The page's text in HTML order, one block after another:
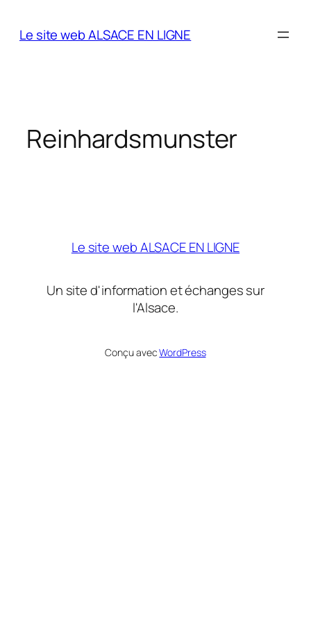
Le site web ALSACE EN LIGNE
Reinhardsmunster
Le site web ALSACE EN LIGNE
Un site d'information et échanges sur
l'Alsace.
Conçu avecWordPress